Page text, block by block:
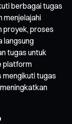
berbagai tugas
menjelajahi
proyek, proses
langsung
tugas untuk
platform
mengikuti tugas